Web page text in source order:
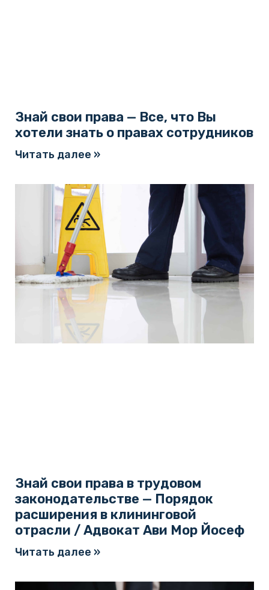
Знай свои права — Все, что Вы
хотели знать о правах сотрудников
Читать далее »
Знай свои права в трудовом
законодательстве — Порядок
расширения в клининговой
отрасли / Адвокат Ави Мор Йосеф
Читать далее »